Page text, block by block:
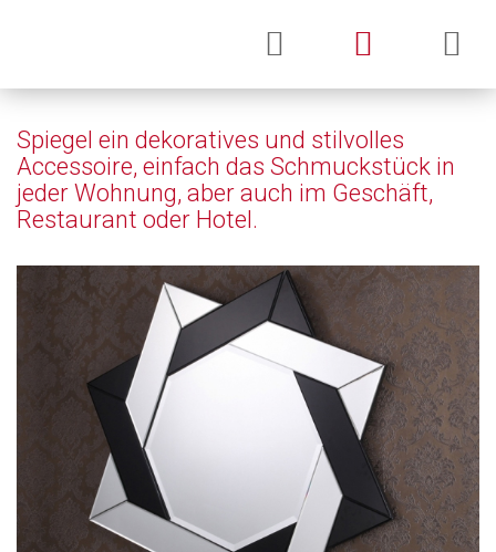
Spiegel ein dekoratives und stilvolles
Accessoire, einfach das Schmuckstück in
jeder Wohnung, aber auch im Geschäft,
Restaurant oder Hotel.